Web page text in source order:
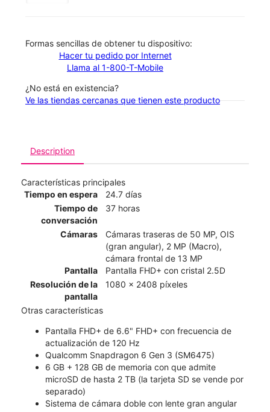
​​​​​​​Formas sencillas de obtener tu dispositivo:
Hacer tu pedido por Internet
Llama al 1-800-T-Mobile
¿No está en existencia?
Ve las tiendas cercanas que tienen este producto
Description
Características principales
Tiempo en espera
24.7 días
Tiempo de
conversación
37 horas
Cámaras
Cámaras traseras de 50 MP, OIS
(gran angular), 2 MP (Macro),
cámara frontal de 13 MP
Pantalla
Pantalla FHD+ con cristal 2.5D
Resolución de la
pantalla
1080 x 2408 píxeles
Otras características
Pantalla FHD+ de 6.6" FHD+ con frecuencia de
actualización de 120 Hz
Qualcomm Snapdragon 6 Gen 3 (SM6475)
6 GB + 128 GB de memoria con que admite
microSD de hasta 2 TB (la tarjeta SD se vende por
separado)
Sistema de cámara doble con lente gran angular